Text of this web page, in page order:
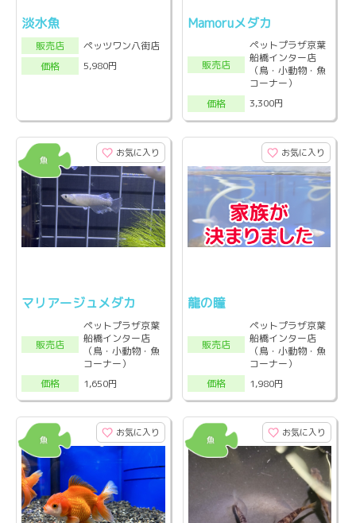
淡水魚
販売店
ペッツワン八街店
価格
5,980円
Mamoruメダカ
販売店
ペットプラザ京葉
船橋インター店
（鳥・小動物・魚
コーナー）
価格
3,300円
お気に入り
マリアージュメダカ
販売店
ペットプラザ京葉
船橋インター店
（鳥・小動物・魚
コーナー）
価格
1,650円
お気に入り
龍の瞳
販売店
ペットプラザ京葉
船橋インター店
（鳥・小動物・魚
コーナー）
価格
1,980円
お気に入り お気に入り